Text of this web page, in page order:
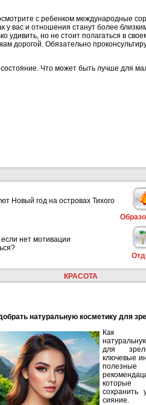
с ребенком международные
у вас и отношения станут более
удивить, но не стоит полагаться в
дорогой. Обязательно
состояние. Что может быть лучше для
Новый год на островах Тихого
нет мотивации
КРАСОТА
натуральную косметику для
Как
для
ключевые
которые
сохранить
сияние.